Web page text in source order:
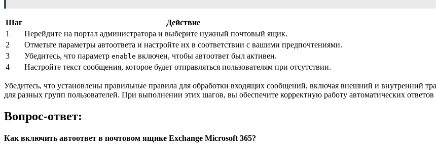
Шаг
Действие
1
Перейдите на портал администратора и выберите нужный почтовый ящик.
2
Отметьте параметры автоответа и настройте их в соответствии с вашими предпочтениями.
3
Убедитесь, что параметр enable включен, чтобы автоответ был активен.
4
Настройте текст сообщения, которое будет отправляться пользователям при отсутствии.
Убедитесь, что установлены правильные правила для обработки входящих сообщений, включая внешний и внутренний
для разных групп пользователей. При выполнении этих шагов, вы обеспечите корректную работу автоматических
Вопрос-ответ:
Как включить автоответ в почтовом ящике Exchange Microsoft 365?